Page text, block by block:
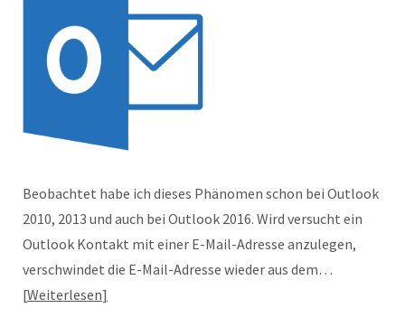
Beobachtet habe ich dieses Phänomen schon bei Outlook
2010, 2013 und auch bei Outlook 2016. Wird versucht ein
Outlook Kontakt mit einer E-Mail-Adresse anzulegen,
verschwindet die E-Mail-Adresse wieder aus dem…
Weiterlesen